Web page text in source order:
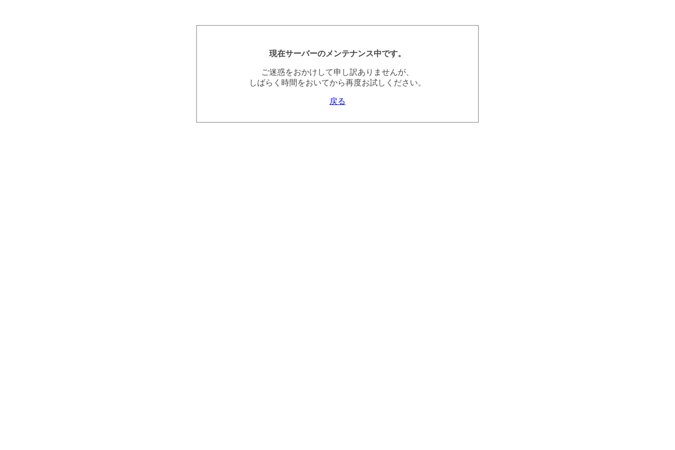
現在サーバーのメンテナンス中です。
ご迷惑をおかけして申し訳ありませんが、
しばらく時間をおいてから再度お試しください。
戻る